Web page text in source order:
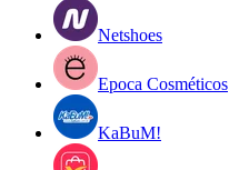
Netshoes
Epoca Cosméticos
KaBuM!